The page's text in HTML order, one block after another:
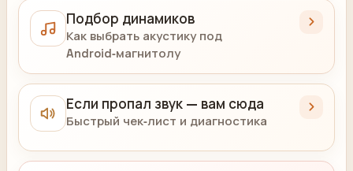
Подбор динамиков
Как выбрать акустику под
Android‑магнитолу
Если пропал звук — вам сюда
Быстрый чек‑лист и диагностика